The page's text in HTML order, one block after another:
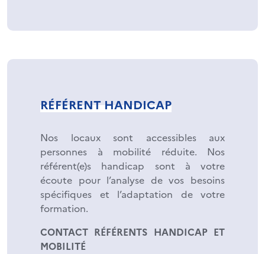
RÉFÉRENT HANDICAP
Nos locaux sont accessibles aux
personnes à mobilité réduite. Nos
référent(e)s handicap sont à votre
écoute pour l’analyse de vos besoins
spécifiques et l’adaptation de votre
formation.
CONTACT RÉFÉRENTS HANDICAP ET
MOBILITÉ